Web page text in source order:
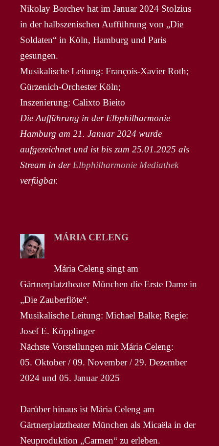
Nikolay Borchev hat im Januar 2024 Stolzius
in der halbszenischen Aufführung von „Die
Soldaten“ in Köln, Hamburg und Paris
gesungen.
Musikalische Leitung: François-Xavier Roth;
Gürzenich-Orchester Köln;
Inszenierung: Calixto Bieito
Die Aufführung in der Elbphilharmonie
Hamburg am 21. Januar 2024 wurde
aufgezeichnet und ist bis zum 25.01.2025 als
Stream in der Elbphilharmonie Mediathek
verfügbar.
MÁRIA CELENG
Mária Celeng singt am
Gärtnerplatztheater München die Erste Dame in
„Die Zauberflöte“.
Musikalische Leitung: Michael Balke; Regie:
Josef E. Köpplinger
Nächste Vorstellungen mit Mária Celeng:
05. Oktober / 09. November / 29. Dezember
2024 und 05. Januar 2025
Darüber hinaus ist Mária Celeng am
Gärtnerplatztheater München als Micaëla in der
Neuproduktion „Carmen“ zu erleben.